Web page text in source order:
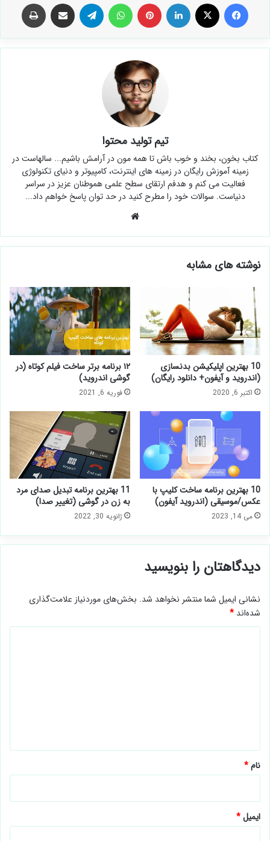
فیس بوک لینکدین ‫پین‌ترست تلگرام اشتراک گذاری از طریق ایمیل
تیم تولید محتوا
کتاب بخون، بخند و خوب باش تا همه مون در آرامش باشیم... سالهاست در
زمینه آموزش رایگان در زمینه های اینترنت، کامپیوتر و دنیای تکنولوژی
فعالیت می کنم و هدفم ارتقای سطح علمی هموطنان عزیز در سراسر
دنیاست. سوالات خود را مطرح کنید در حد توان پاسخ خواهم داد...
نوشته های مشابه
10 بهترین اپلیکیشن بدنسازی
(اندروید و آیفون+ دانلود رایگان)
اکتبر 6, 2020
۱۲ برنامه برتر ساخت فیلم کوتاه (در
گوشی اندروید)
فوریه 6, 2021
10 بهترین برنامه ساخت کلیپ با
عکس/موسیقی (اندروید آیفون)
می 14, 2023
11 بهترین برنامه تبدیل صدای مرد
به زن در گوشی (تغییر صدا)
ژانویه 30, 2022
دیدگاهتان را بنویسید
نشانی ایمیل شما منتشر نخواهد شد. بخش‌های موردنیاز علامت‌گذاری
شده‌اند *
نام*
ایمیل*